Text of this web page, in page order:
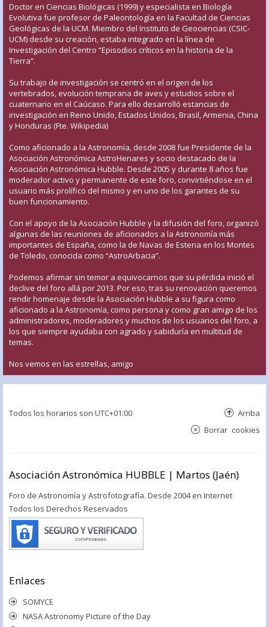
Doctor en Ciencias Biológicas (1999) y especialista en Biología
Evolutiva fue profesor de Paleontología en la Facultad de Ciencias
Geológicas de la UCM. Miembro del Instituto de Geociencias (CSIC-
UCM) desde su creación, estaba integrado en la línea de
Investigación del Centro “Episodios críticos en la historia de la
Tierra”.
Su trabajo de investigación se centró en el origen de los
vertebrados, evolución temprana de aves y estudios sobre el
cuaternario en el Caúcaso. Para ello desarrolló estancias de
investigación en Reino Unido, Estados Unidos, Brasil, Armenia, China
y Honduras (Fte. Wikipedia)
Como aficionado a la Astronomía, desde 2008 fue Presidente de la
Asociación Astronómica AstroHenares y socio destacado de la
Asociación Astronómica Hubble. Desde 2005 y durante 8 años fue
moderador activo y permanente de este foro, convirtiéndose en el
usuario más prolífico del mismo y en uno de los garantes de su
buen funcionamiento.
Con el apoyo de la Asociación Hubble y la difusión del foro, organizó
algunas de las reuniones de aficionados a la Astronomía más
importantes de España, como la de Navas de Estena en los Montes
de Toledo, conocida como “AstroArbacia”.
Podemos afirmar sin temor a equivocarnos que su pérdida inició el
declive del foro allá por 2013. Por eso, tras su renovación queremos
rendir homenaje desde la Asociación Hubble a su figura como
aficionado a la Astronomía, como persona y como gran amigo de los
administradores, moderadores y muchos de los usuarios del foro, a
los que siempre ayudaba con agrado y sabiduría en multitud de
temas.
Nos vemos en las estrellas, amigo
Todos los horarios son UTC+01:00 Arriba
Borrar cookies
Asociación Astronómica HUBBLE | Martos (Jaén)
Foro de Astronomía y Astrofotografía. Desde 2004 en Internet
Todos los Derechos Reservados
Enlaces
SOMYCE
NASA Astronomy Picture of the Day